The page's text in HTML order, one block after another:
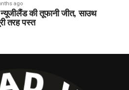
ago
न्यूजीलैंड की तूफानी जीत, साउथ
तरह पस्त